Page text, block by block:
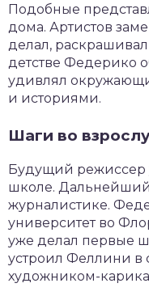
Подобные
дома. Артистов
делал,
детстве Федерико
удивлял
и историями.
Шаги во
Будущий режиссер
школе. Дальнейший
журналистике.
университет во
уже делал первые
устроил Феллини в
художником-